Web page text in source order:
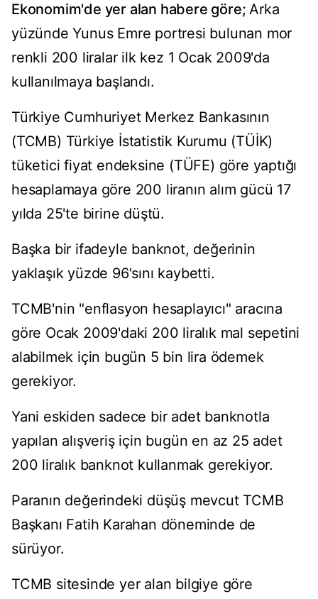
Ekonomim'de yer alan habere göre;Arka
yüzünde Yunus Emre portresi bulunan mor
renkli 200 liralar ilk kez 1 Ocak 2009'da
kullanılmaya başlandı.
Türkiye Cumhuriyet Merkez Bankasının
(TCMB) Türkiye İstatistik Kurumu (TÜİK)
tüketici fiyat endeksine (TÜFE) göre yaptığı
hesaplamaya göre 200 liranın alım gücü 17
yılda 25'te birine düştü.
Başka bir ifadeyle banknot, değerinin
yaklaşık yüzde 96'sını kaybetti.
TCMB'nin "enflasyon hesaplayıcı" aracına
göre Ocak 2009'daki 200 liralık mal sepetini
alabilmek için bugün 5 bin lira ödemek
gerekiyor.
Yani eskiden sadece bir adet banknotla
yapılan alışveriş için bugün en az 25 adet
200 liralık banknot kullanmak gerekiyor.
Paranın değerindeki düşüş mevcut TCMB
Başkanı Fatih Karahan döneminde de
sürüyor.
TCMB sitesinde yer alan bilgiye göre